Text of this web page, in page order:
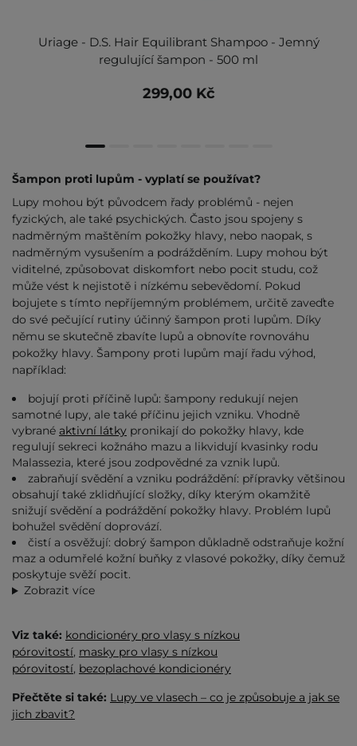
Uriage - D.S. Hair Equilibrant Shampoo - Jemný
regulující šampon - 500 ml
299,00 Kč
Šampon proti lupům - vyplatí se používat?
Lupy mohou být původcem řady problémů - nejen
fyzických, ale také psychických. Často jsou spojeny s
nadměrným maštěním pokožky hlavy, nebo naopak, s
nadměrným vysušením a podrážděním. Lupy mohou být
viditelné, způsobovat diskomfort nebo pocit studu, což
může vést k nejistotě i nízkému sebevědomí. Pokud
bojujete s tímto nepříjemným problémem, určitě zaveďte
do své pečující rutiny účinný šampon proti lupům. Díky
němu se skutečně zbavíte lupů a obnovíte rovnováhu
pokožky hlavy. Šampony proti lupům mají řadu výhod,
například:
bojují proti příčině lupů: šampony redukují nejen
samotné lupy, ale také příčinu jejich vzniku. Vhodně
vybrané aktivní látky pronikají do pokožky hlavy, kde
regulují sekreci kožnáho mazu a likvidují kvasinky rodu
Malassezia, které jsou zodpovědné za vznik lupů.
zabraňují svědění a vzniku podráždění: přípravky většinou
obsahují také zklidňující složky, díky kterým okamžitě
snižují svědění a podráždění pokožky hlavy. Problém lupů
bohužel svědění doprovází.
čistí a osvěžují: dobrý šampon důkladně odstraňuje kožní
maz a odumřelé kožní buňky z vlasové pokožky, díky čemuž
poskytuje svěží pocit.
Zobrazit více
Viz také: kondicionéry pro vlasy s nízkou
pórovitostí, masky pro vlasy s nízkou
pórovitostí, bezoplachové kondicionéry
Přečtěte si také: Lupy ve vlasech – co je způsobuje a jak se
jich zbavit?